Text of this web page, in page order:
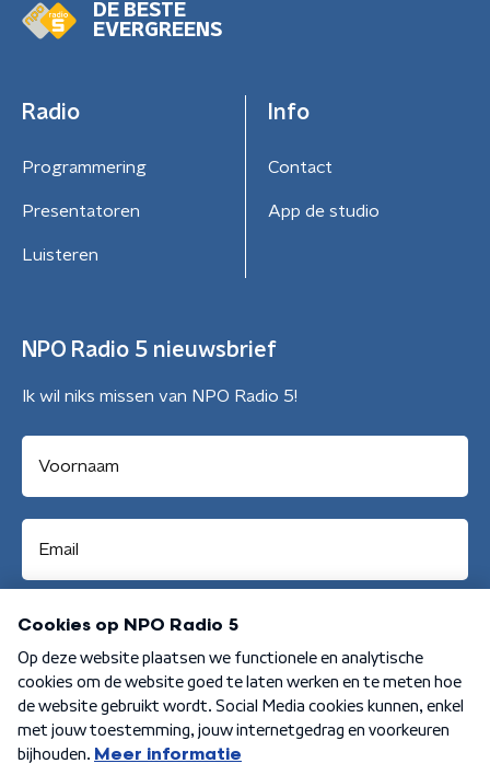
DE BESTE
EVERGREENS
Radio
Programmering
Presentatoren
Luisteren
Info
Contact
App de studio
NPO Radio 5 nieuwsbrief
Ik wil niks missen van NPO Radio 5!
Aanmelden
Algemene voorwaarden Privacybeleid